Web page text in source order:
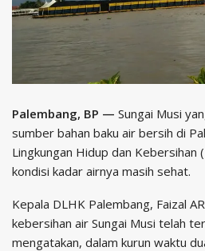
Palembang, BP — Sungai Musi
sumber bahan baku air bersih di
Lingkungan Hidup dan Kebersihan
kondisi kadar airnya masih sehat.
Kepala DLHK Palembang, Faizal
kebersihan air Sungai Musi telah
mengatakan, dalam kurun waktu